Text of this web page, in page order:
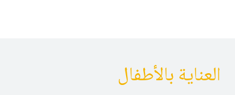
العناية بالأطفال